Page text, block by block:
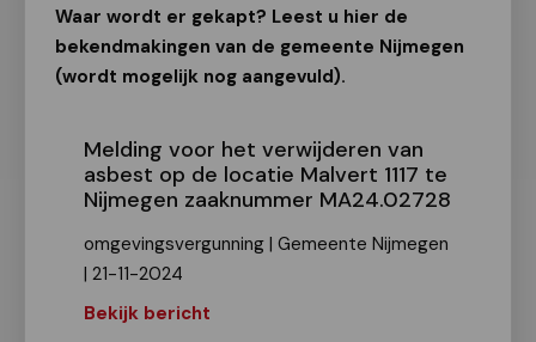
Waar wordt er gekapt? Leest u hier de
bekendmakingen van de gemeente Nijmegen
(wordt mogelijk nog aangevuld).
Melding voor het verwijderen van
asbest op de locatie Malvert 1117 te
Nijmegen zaaknummer MA24.02728
omgevingsvergunning | Gemeente Nijmegen
| 21-11-2024
Bekijk bericht